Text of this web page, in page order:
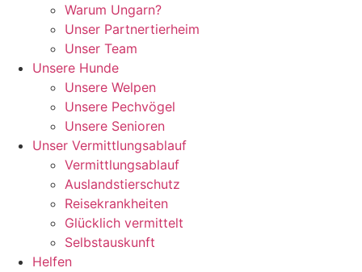
Warum Ungarn?
Unser Partnertierheim
Unser Team
Unsere Hunde
Unsere Welpen
Unsere Pechvögel
Unsere Senioren
Unser Vermittlungsablauf
Vermittlungsablauf
Auslandstierschutz
Reisekrankheiten
Glücklich vermittelt
Selbstauskunft
Helfen